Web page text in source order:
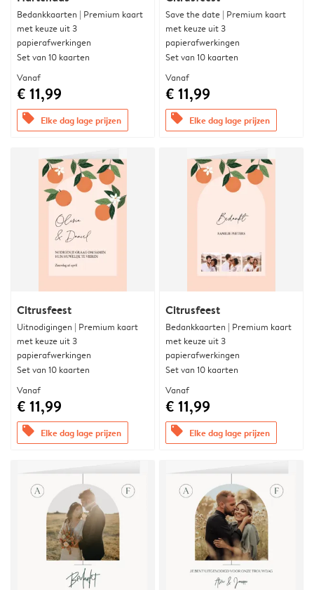
Bedankkaarten | Premium kaart
met keuze uit 3
papierafwerkingen
Set van 10 kaarten
Vanaf
€ 11,99
offers Elke dag lage prijzen
Save the date | Premium kaart
met keuze uit 3
papierafwerkingen
Set van 10 kaarten
Vanaf
€ 11,99
offers Elke dag lage prijzen
Citrusfeest
Uitnodigingen | Premium kaart
met keuze uit 3
papierafwerkingen
Set van 10 kaarten
Vanaf
€ 11,99
offers Elke dag lage prijzen
Citrusfeest
Bedankkaarten | Premium kaart
met keuze uit 3
papierafwerkingen
Set van 10 kaarten
Vanaf
€ 11,99
offers Elke dag lage prijzen